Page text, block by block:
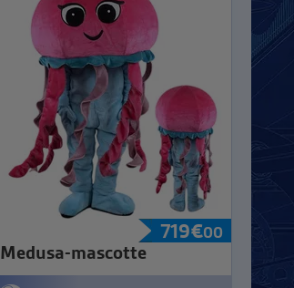
719€00
Medusa-mascotte